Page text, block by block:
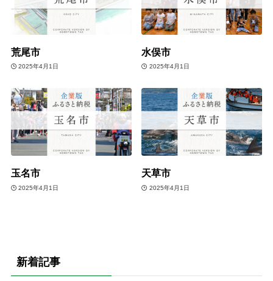
荒尾市
2025年4月1日
水俣市
2025年4月1日
玉名市
2025年4月1日
天草市
2025年4月1日
新着記事